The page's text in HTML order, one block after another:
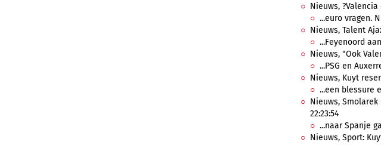
Nieuws, ?Valencia
...euro vragen.
Nieuws, Talent
...Feyenoord
Nieuws, "Ook
...PSG en
Nieuws, Kuyt
...een blessure
Nieuws,
22:23:54
...naar Spanje
Nieuws, Sport: